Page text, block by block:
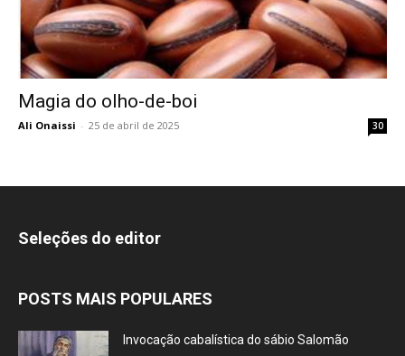
Magia do olho-de-boi
Ali Onaissi - 25 de abril de 2025 30
Seleções do editor
POSTS MAIS POPULARES
Invocação cabalística do sábio Salomão